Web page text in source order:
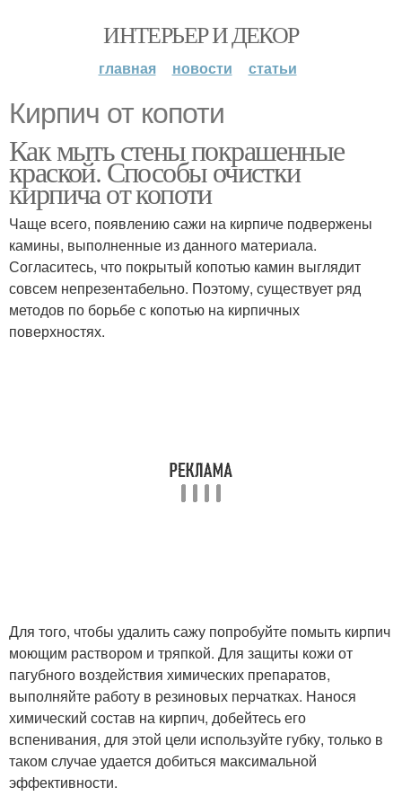
ИНТЕРЬЕР И ДЕКОР
главная новости статьи
Кирпич от копоти
Как мыть стены покрашенные
краской. Способы очистки
кирпича от копоти
Чаще всего, появлению сажи на кирпиче подвержены
камины, выполненные из данного материала.
Согласитесь, что покрытый копотью камин выглядит
совсем непрезентабельно. Поэтому, существует ряд
методов по борьбе с копотью на кирпичных
поверхностях.
Для того, чтобы удалить сажу попробуйте помыть кирпич
моющим раствором и тряпкой. Для защиты кожи от
пагубного воздействия химических препаратов,
выполняйте работу в резиновых перчатках. Нанося
химический состав на кирпич, добейтесь его
вспенивания, для этой цели используйте губку, только в
таком случае удается добиться максимальной
эффективности.